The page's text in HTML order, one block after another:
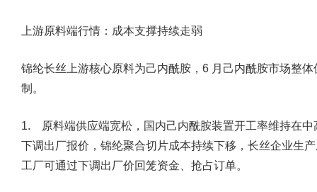
上游原料端行情：成本支撑持续走弱
锦纶长丝上游核心原料为己内酰胺，6 月己内酰胺市场整
制。
1. 原料端供应端宽松，国内己内酰胺装置开工率维持在
下调出厂报价，锦纶聚合切片成本持续下移，长丝企业生
工厂可通过下调出厂价回笼资金、抢占订单。